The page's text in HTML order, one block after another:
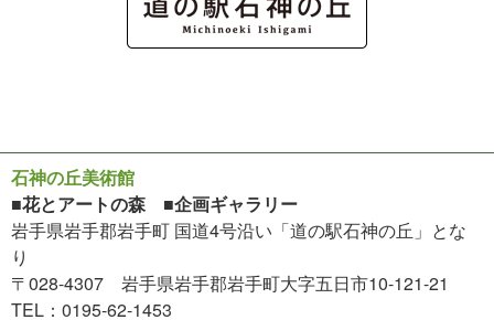
石神の丘美術館
■花とアートの森 ■企画ギャラリー
岩手県岩手郡岩手町 国道4号沿い「道の駅石神の丘」とな
り
〒028-4307 岩手県岩手郡岩手町大字五日市10-121-21
TEL：0195-62-1453